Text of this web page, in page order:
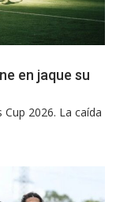
en jaque su
2026. La caída